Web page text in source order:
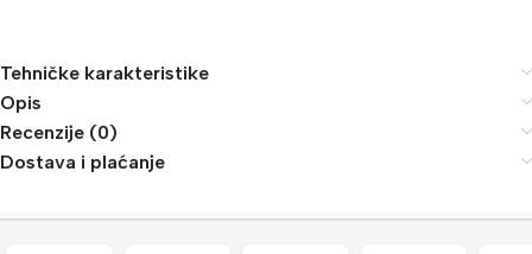
Tehničke karakteristike
Opis
Recenzije (0)
Dostava i plaćanje